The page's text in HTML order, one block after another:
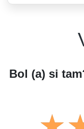
Bol (a) si